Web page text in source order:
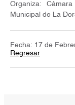
Organiza:
Municipal de La
Fecha: 17 de
Regresar